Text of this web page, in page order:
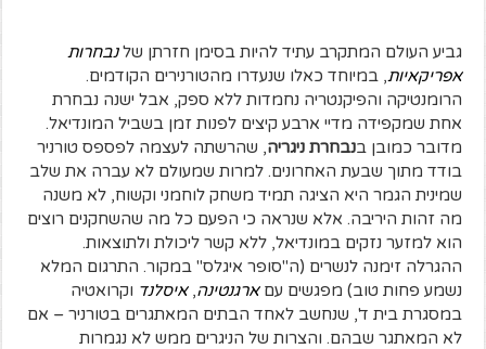
גביע העולם המתקרב עתיד להיות בסימן חזרתן של נבחרות
אפריקאיות, במיוחד כאלו שנעדרו מהטורנירים הקודמים.
הרומנטיקה והפיקנטריה נחמדות ללא ספק, אבל ישנה נבחרת
אחת שמקפידה מדיי ארבע קיצים לפנות זמן בשביל המונדיאל.
מדובר כמובן בנבחרת ניגריה, שהרשתה לעצמה לפספס טורניר
בודד מתוך שבעת האחרונים. למרות שמעולם לא עברה את שלב
שמינית הגמר היא הציגה תמיד משחק לוחמני וקשוח, לא משנה
מה זהות היריבה. אלא שנראה כי הפעם כל מה שהשחקנים רוצים
הוא למזער נזקים במונדיאל, ללא קשר ליכולת ולתוצאות.
ההגרלה זימנה לנשרים (ה"סופר איגלס" במקור. התרגום המלא
נשמע פחות טוב) מפגשים עםארגנטינה,איסלנד וקרואטיה
במסגרת בית ד', שנחשב לאחד הבתים המאתגרים בטורניר – אם
לא המאתגר שבהם. והצרות של הניגרים ממש לא נגמרות